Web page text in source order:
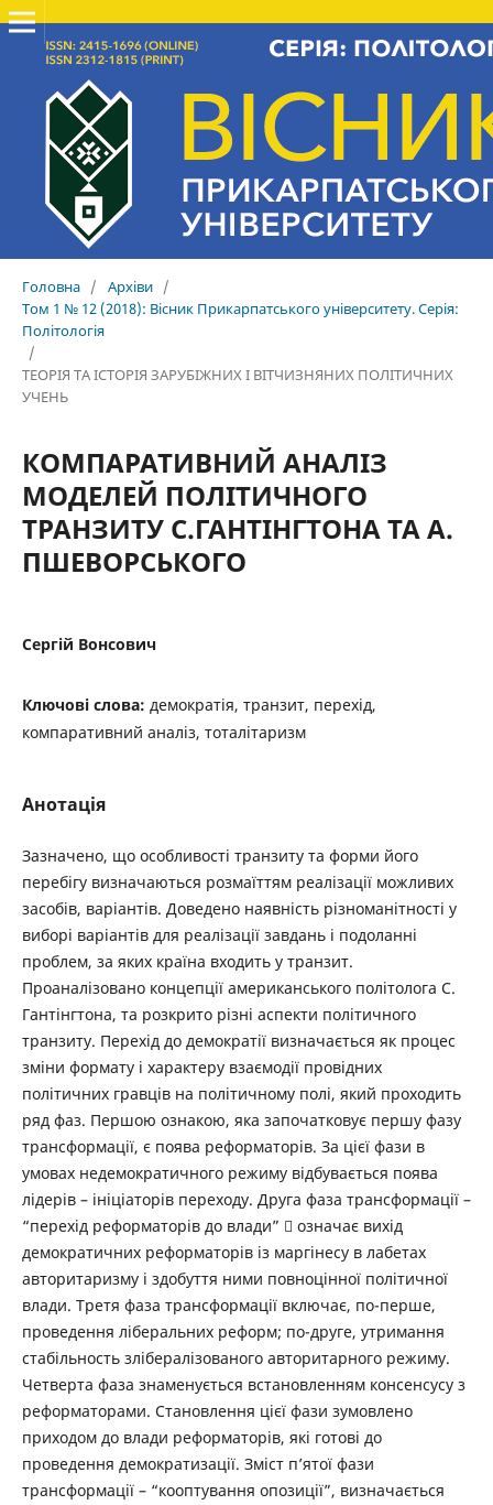
Головна / Архіви /
Том 1 № 12 (2018): Вісник Прикарпатського університету. Серія:
Політологія
/
ТЕОРІЯ ТА ІСТОРІЯ ЗАРУБІЖНИХ І ВІТЧИЗНЯНИХ ПОЛІТИЧНИХ
УЧЕНЬ
КОМПАРАТИВНИЙ АНАЛІЗ
МОДЕЛЕЙ ПОЛІТИЧНОГО
ТРАНЗИТУ С.ГАНТІНГТОНА ТА А.
ПШЕВОРСЬКОГО
Сергій Вонсович
Ключові слова: демократія, транзит, перехід,
компаративний аналіз, тоталітаризм
Анотація
Зазначено, що особливості транзиту та форми його
перебігу визначаються розмаїттям реалізації можливих
засобів, варіантів. Доведено наявність різноманітності у
виборі варіантів для реалізації завдань і подоланні
проблем, за яких країна входить у транзит.
Проаналізовано концепції американського політолога С.
Гантінгтона, та розкрито різні аспекти політичного
транзиту. Перехід до демократії визначається як процес
зміни формату і характеру взаємодії провідних
політичних гравців на політичному полі, який проходить
ряд фаз. Першою ознакою, яка започатковує першу фазу
трансформації, є поява реформаторів. За цієї фази в
умовах недемократичного режиму відбувається поява
лідерів – ініціаторів переходу. Друга фаза трансформації –
“перехід реформаторів до влади”  означає вихід
демократичних реформаторів із маргінесу в лабетах
авторитаризму і здобуття ними повноцінної політичної
влади. Третя фаза трансформації включає, по-перше,
проведення ліберальних реформ; по-друге, утримання
стабільность злібералізованого авторитарного режиму.
Четверта фаза знаменується встановленням консенсусу з
реформаторами. Становлення цієї фази зумовлено
приходом до влади реформаторів, які готові до
проведення демократизації. Зміст п’ятої фази
трансформації – “кооптування опозиції”, визначається